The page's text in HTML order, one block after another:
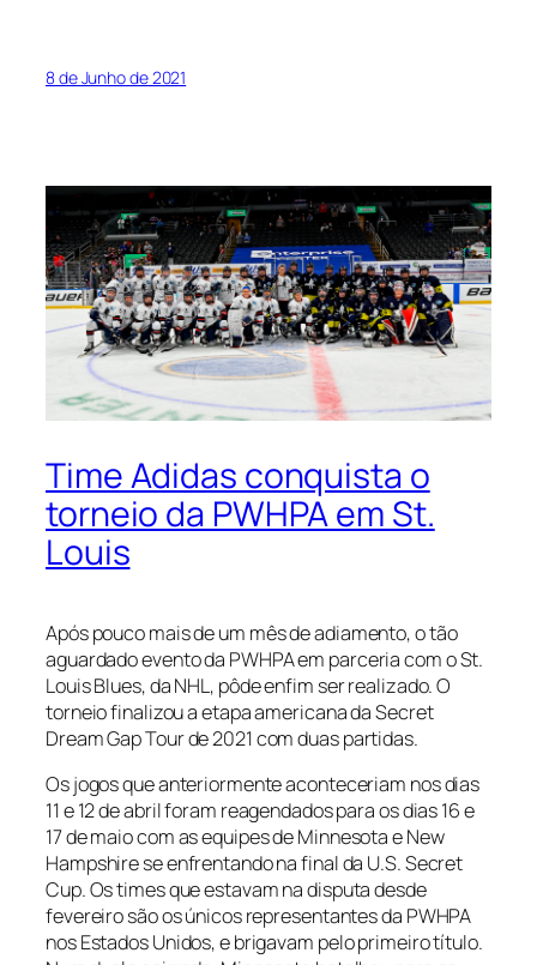
8 de Junho de 2021
Time Adidas conquista o
torneio da PWHPA em St.
Louis
Após pouco mais de um mês de adiamento, o tão
aguardado evento da PWHPA em parceria com o St.
Louis Blues, da NHL, pôde enfim ser realizado. O
torneio finalizou a etapa americana da Secret
Dream Gap Tour de 2021 com duas partidas.
Os jogos que anteriormente aconteceriam nos dias
11 e 12 de abril foram reagendados para os dias 16 e
17 de maio com as equipes de Minnesota e New
Hampshire se enfrentando na final da U.S. Secret
Cup. Os times que estavam na disputa desde
fevereiro são os únicos representantes da PWHPA
nos Estados Unidos, e brigavam pelo primeiro título.